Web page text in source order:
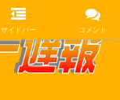
サイドバー コメント